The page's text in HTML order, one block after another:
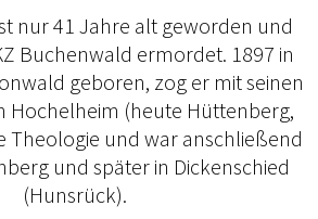
nur 41 Jahre alt geworden und
Buchenwald ermordet. 1897 in
geboren, zog er mit seinen
Hochelheim (heute Hüttenberg,
Theologie und war anschließend
und später in Dickenschied
(Hunsrück).